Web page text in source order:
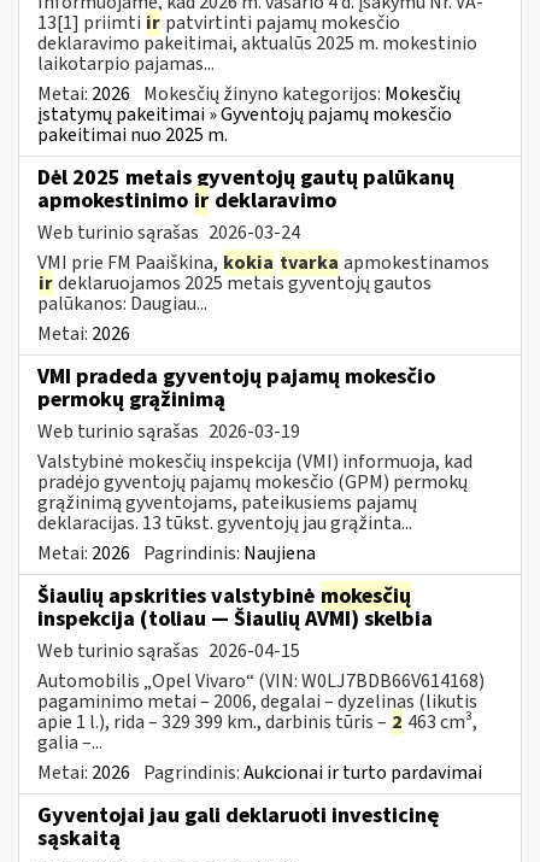
13[1] priimti ir patvirtinti pajamų mokesčio
deklaravimo pakeitimai, aktualūs 2025 m. mokestinio
laikotarpio pajamas...
Metai: 2026 Mokesčių žinyno kategorijos: Mokesčių
įstatymų pakeitimai » Gyventojų pajamų mokesčio
pakeitimai nuo 2025 m.
Dėl 2025 metais gyventojų gautų palūkanų
apmokestinimo ir deklaravimo
Web turinio sąrašas 2026-03-24
VMI prie FM Paaiškina, kokia tvarka apmokestinamos
irdeklaruojamos 2025 metais gyventojų gautos
palūkanos: Daugiau...
Metai: 2026
VMI pradeda gyventojų pajamų mokesčio
permokų grąžinimą
Web turinio sąrašas 2026-03-19
Valstybinė mokesčių inspekcija (VMI) informuoja, kad
pradėjo gyventojų pajamų mokesčio (GPM) permokų
grąžinimą gyventojams, pateikusiems pajamų
deklaracijas. 13 tūkst. gyventojų jau grąžinta...
Metai: 2026 Pagrindinis: Naujiena
Šiaulių apskrities valstybinė mokesčių
inspekcija (toliau — Šiaulių AVMI) skelbia
Web turinio sąrašas 2026-04-15
Automobilis „Opel Vivaro“ (VIN: W0LJ7BDB66V614168)
pagaminimo metai – 2006, degalai – dyzelinas (likutis
apie 1 l.), rida – 329 399 km., darbinis tūris – 2 463 cm³,
galia –...
Metai: 2026 Pagrindinis:Aukcionai ir turto pardavimai
Gyventojai jau gali deklaruoti investicinę
sąskaitą